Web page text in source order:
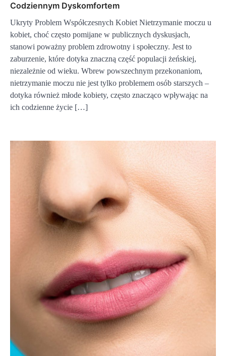
Codziennym Dyskomfortem
Ukryty Problem Współczesnych Kobiet Nietrzymanie moczu u
kobiet, choć często pomijane w publicznych dyskusjach,
stanowi poważny problem zdrowotny i społeczny. Jest to
zaburzenie, które dotyka znaczną część populacji żeńskiej,
niezależnie od wieku. Wbrew powszechnym przekonaniom,
nietrzymanie moczu nie jest tylko problemem osób starszych –
dotyka również młode kobiety, często znacząco wpływając na
ich codzienne życie […]